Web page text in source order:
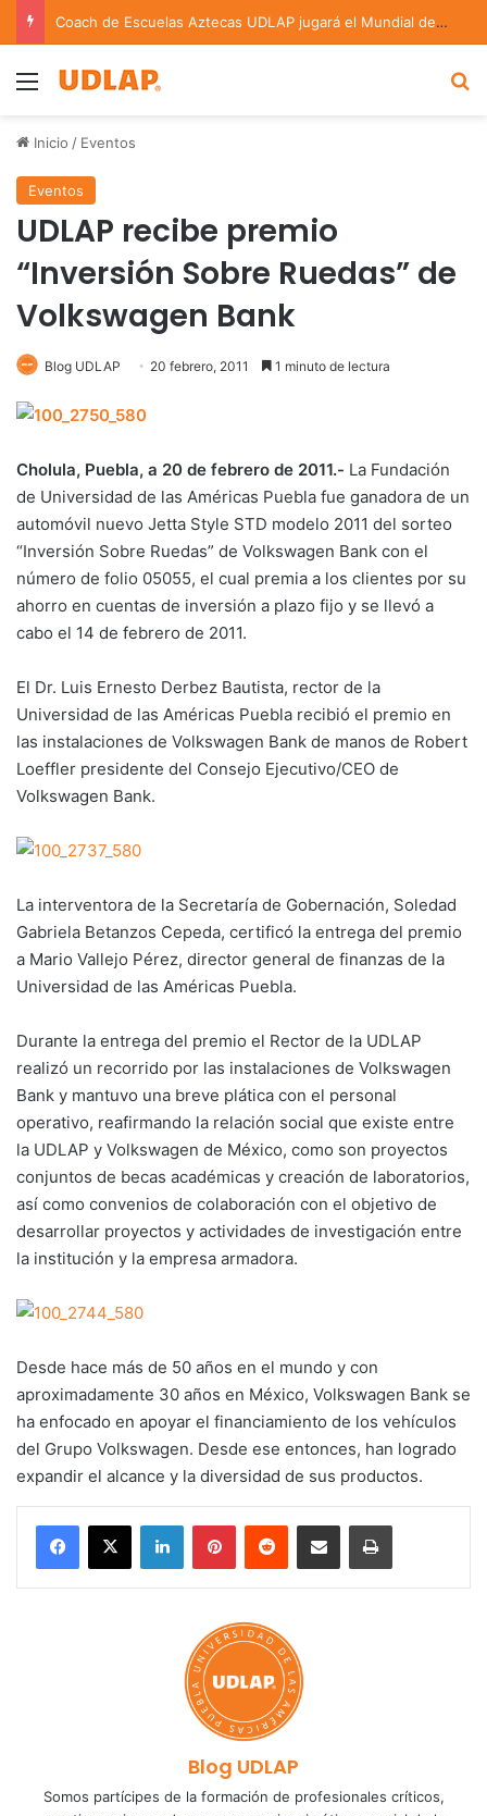
Coach de Escuelas Aztecas UDLAP jugará el Mundial de Flag Football en Alemania
Menu
Inicio / Eventos
Eventos
UDLAP recibe premio
“Inversión Sobre Ruedas” de
Volkswagen Bank
Blog UDLAP 20 febrero, 2011 1 minuto de lectura
Cholula, Puebla, a 20 de febrero de 2011.- La Fundación
de Universidad de las Américas Puebla fue ganadora de un
automóvil nuevo Jetta Style STD modelo 2011 del sorteo
“Inversión Sobre Ruedas” de Volkswagen Bank con el
número de folio 05055, el cual premia a los clientes por su
ahorro en cuentas de inversión a plazo fijo y se llevó a
cabo el 14 de febrero de 2011.
El Dr. Luis Ernesto Derbez Bautista, rector de la
Universidad de las Américas Puebla recibió el premio en
las instalaciones de Volkswagen Bank de manos de Robert
Loeffler presidente del Consejo Ejecutivo/CEO de
Volkswagen Bank.
La interventora de la Secretaría de Gobernación, Soledad
Gabriela Betanzos Cepeda, certificó la entrega del premio
a Mario Vallejo Pérez, director general de finanzas de la
Universidad de las Américas Puebla.
Durante la entrega del premio el Rector de la UDLAP
realizó un recorrido por las instalaciones de Volkswagen
Bank y mantuvo una breve plática con el personal
operativo, reafirmando la relación social que existe entre
la UDLAP y Volkswagen de México, como son proyectos
conjuntos de becas académicas y creación de laboratorios,
así como convenios de colaboración con el objetivo de
desarrollar proyectos y actividades de investigación entre
la institución y la empresa armadora.
Desde hace más de 50 años en el mundo y con
aproximadamente 30 años en México, Volkswagen Bank se
ha enfocado en apoyar el financiamiento de los vehículos
del Grupo Volkswagen. Desde ese entonces, han logrado
expandir el alcance y la diversidad de sus productos.
LinkedInPinterestReddit Share via Email Print
Blog UDLAP
Somos partícipes de la formación de profesionales críticos,